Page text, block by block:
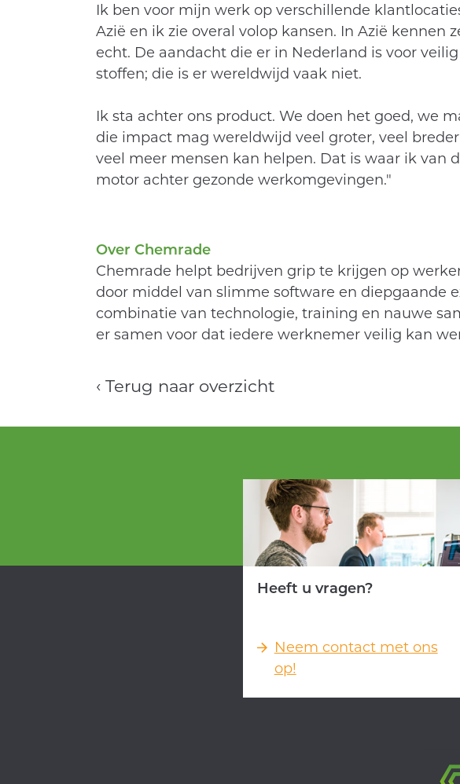
Ik ben voor mijn werk op verschillende
Azië en ik zie overal volop kansen. In Azië kennen
echt. De aandacht die er in Nederland is voor
stoffen; die is er wereldwijd vaak niet.
Ik sta achter ons product. We doen het goed, we
die impact mag wereldwijd veel groter, veel
veel meer mensen kan helpen. Dat is waar ik van
motor achter gezonde werkomgevingen."
Over Chemrade
Chemrade helpt bedrijven grip te krijgen op
door middel van slimme software en diepgaande
combinatie van technologie, training en nauwe
er samen voor dat iedere werknemer veilig kan
‹ Terug naar overzicht
Heeft u vragen?
Neem contact met ons
op!